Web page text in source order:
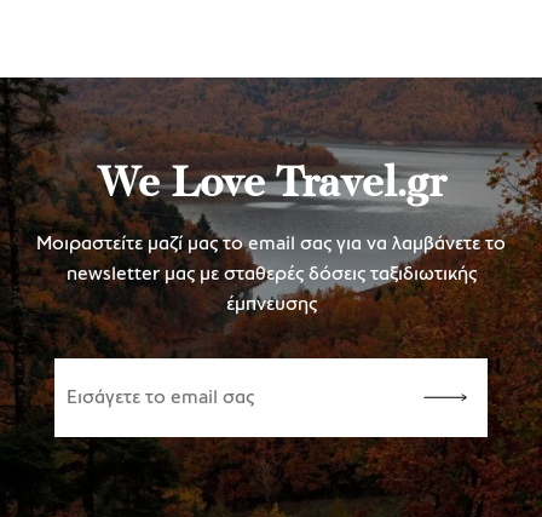
We Love Travel.gr
Μοιραστείτε μαζί μας το email σας για να λαμβάνετε το
newsletter μας με σταθερές δόσεις ταξιδιωτικής
έμπνευσης